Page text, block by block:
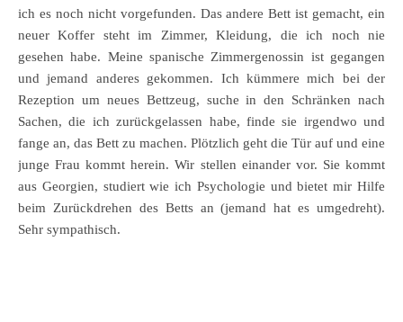
ich es noch nicht vorgefunden. Das andere Bett ist gemacht, ein
neuer Koffer steht im Zimmer, Kleidung, die ich noch nie
gesehen habe. Meine spanische Zimmergenossin ist gegangen
und jemand anderes gekommen. Ich kümmere mich bei der
Rezeption um neues Bettzeug, suche in den Schränken nach
Sachen, die ich zurückgelassen habe, finde sie irgendwo und
fange an, das Bett zu machen. Plötzlich geht die Tür auf und eine
junge Frau kommt herein. Wir stellen einander vor. Sie kommt
aus Georgien, studiert wie ich Psychologie und bietet mir Hilfe
beim Zurückdrehen des Betts an (jemand hat es umgedreht).
Sehr sympathisch.